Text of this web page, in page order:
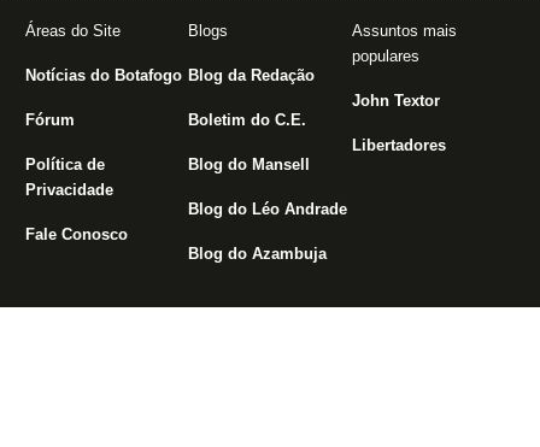
Áreas do Site
Notícias do Botafogo
Fórum
Política de
Privacidade
Fale Conosco
Blogs
Blog da Redação
Boletim do C.E.
Blog do Mansell
Blog do Léo Andrade
Blog do Azambuja
Assuntos mais
populares
John Textor
Libertadores